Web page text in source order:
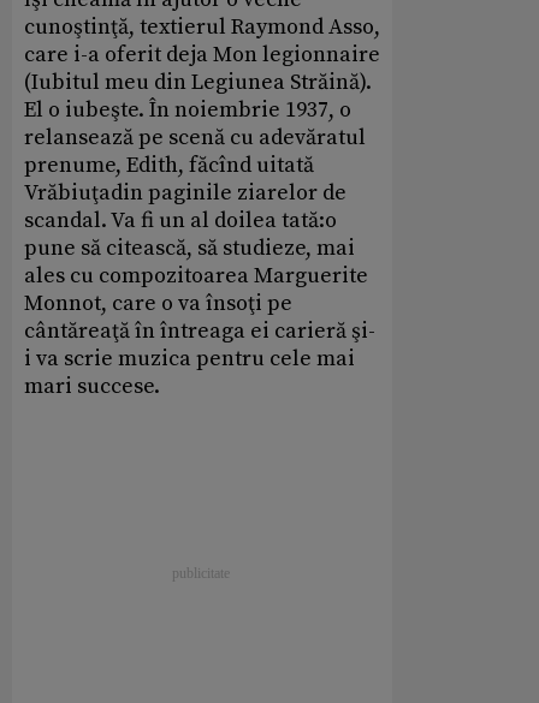
cunoştinţă, textierul Raymond Asso,
care i-a oferit deja Mon legionnaire
(Iubitul meu din Legiunea Străină).
El o iubeşte. În noiembrie 1937, o
relansează pe scenă cu adevăratul
prenume, Edith, făcînd uitată
Vrăbiuţadin paginile ziarelor de
scandal. Va fi un al doilea tată:o
pune să citească, să studieze, mai
ales cu compozitoarea Marguerite
Monnot, care o va însoţi pe
cântăreaţă în întreaga ei carieră şi-
i va scrie muzica pentru cele mai
mari succese.